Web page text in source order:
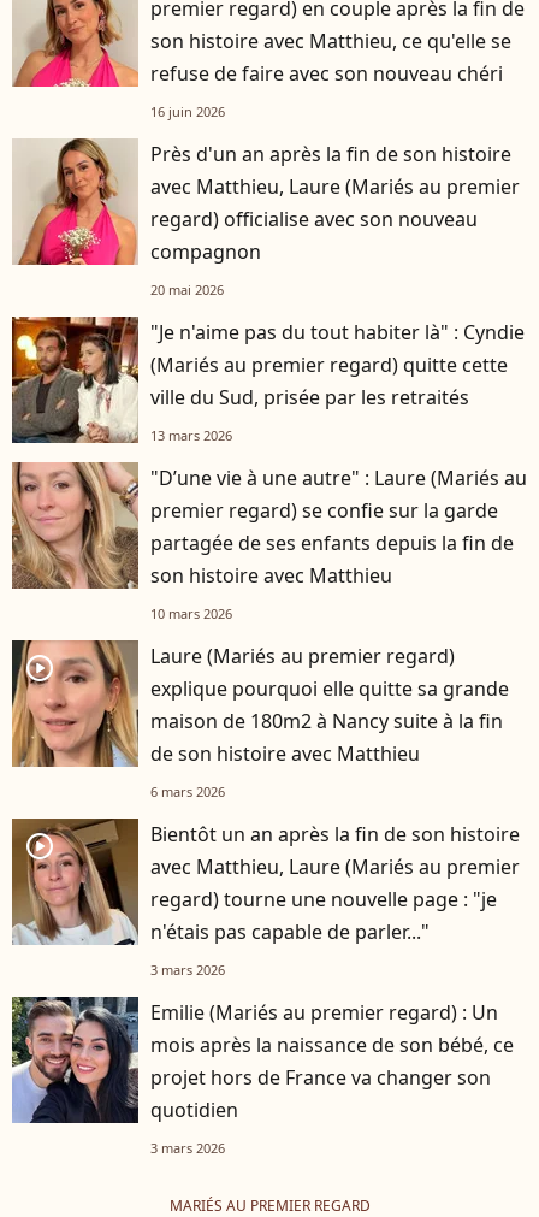
premier regard) en couple après la fin de
son histoire avec Matthieu, ce qu'elle se
refuse de faire avec son nouveau chéri
16 juin 2026
Près d'un an après la fin de son histoire
avec Matthieu, Laure (Mariés au premier
regard) officialise avec son nouveau
compagnon
20 mai 2026
"Je n'aime pas du tout habiter là" : Cyndie
(Mariés au premier regard) quitte cette
ville du Sud, prisée par les retraités
13 mars 2026
"D’une vie à une autre" : Laure (Mariés au
premier regard) se confie sur la garde
partagée de ses enfants depuis la fin de
son histoire avec Matthieu
10 mars 2026
player2
Laure (Mariés au premier regard)
explique pourquoi elle quitte sa grande
maison de 180m2 à Nancy suite à la fin
de son histoire avec Matthieu
6 mars 2026
player2
Bientôt un an après la fin de son histoire
avec Matthieu, Laure (Mariés au premier
regard) tourne une nouvelle page : "je
n'étais pas capable de parler..."
3 mars 2026
Emilie (Mariés au premier regard) : Un
mois après la naissance de son bébé, ce
projet hors de France va changer son
quotidien
3 mars 2026
MARIÉS AU PREMIER REGARD